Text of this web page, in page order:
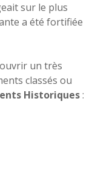
sur le plus
a été fortifiée
un très
classés ou
Historiques: